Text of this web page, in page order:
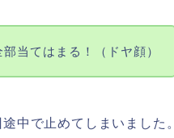
当てはまる！（ドヤ顔）
中で止めてしまいました。